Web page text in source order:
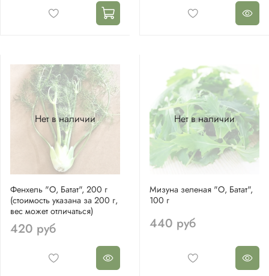
Нет в наличии
Фенхель "О, Батат", 200 г
(стоимость указана за 200 г,
вес может отличаться)
420 руб
Нет в наличии
Мизуна зеленая "О, Батат",
100 г
440 руб